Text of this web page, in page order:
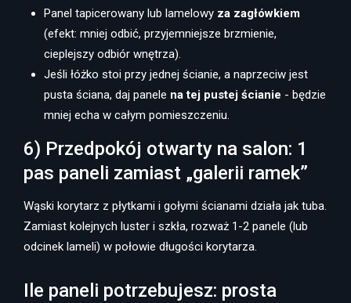
Panel tapicerowany lub lamelowy za zagłówkiem
(efekt: mniej odbić, przyjemniejsze brzmienie,
cieplejszy odbiór wnętrza).
Jeśli łóżko stoi przy jednej ścianie, a naprzeciw jest
pusta ściana, daj panele na tej pustej ścianie - będzie
mniej echa w całym pomieszczeniu.
6) Przedpokój otwarty na salon: 1
pas paneli zamiast „galerii ramek”
Wąski korytarz z płytkami i gołymi ścianami działa jak tuba.
Zamiast kolejnych luster i szkła, rozważ 1-2 panele (lub
odcinek lameli) w połowie długości korytarza.
Ile paneli potrzebujesz: prosta